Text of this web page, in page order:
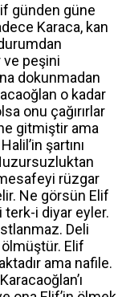
günden güne
Karaca, kan
ve peşini
dokunmadan
o kadar
onu çağırırlar
gitmiştir ama
şartını
rüzgar
Ne görsün Elif
terk-i diyar eyler.
Deli
ölmüştür. Elif
ama nafile.